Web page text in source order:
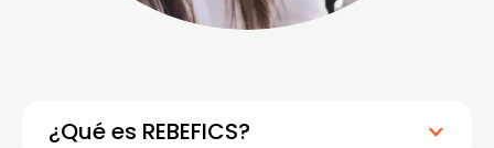
¿Qué es REBEFICS?